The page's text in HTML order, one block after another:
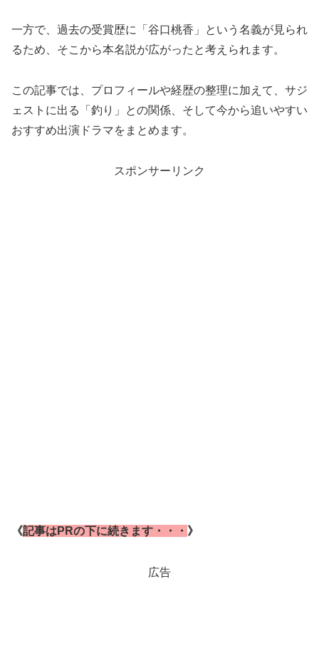
一方で、過去の受賞歴に「谷口桃香」という名義が見られ
るため、そこから本名説が広がったと考えられます。
この記事では、プロフィールや経歴の整理に加えて、サジ
ェストに出る「釣り」との関係、そして今から追いやすい
おすすめ出演ドラマをまとめます。
スポンサーリンク
《記事はPRの下に続きます・・・ 》
広告